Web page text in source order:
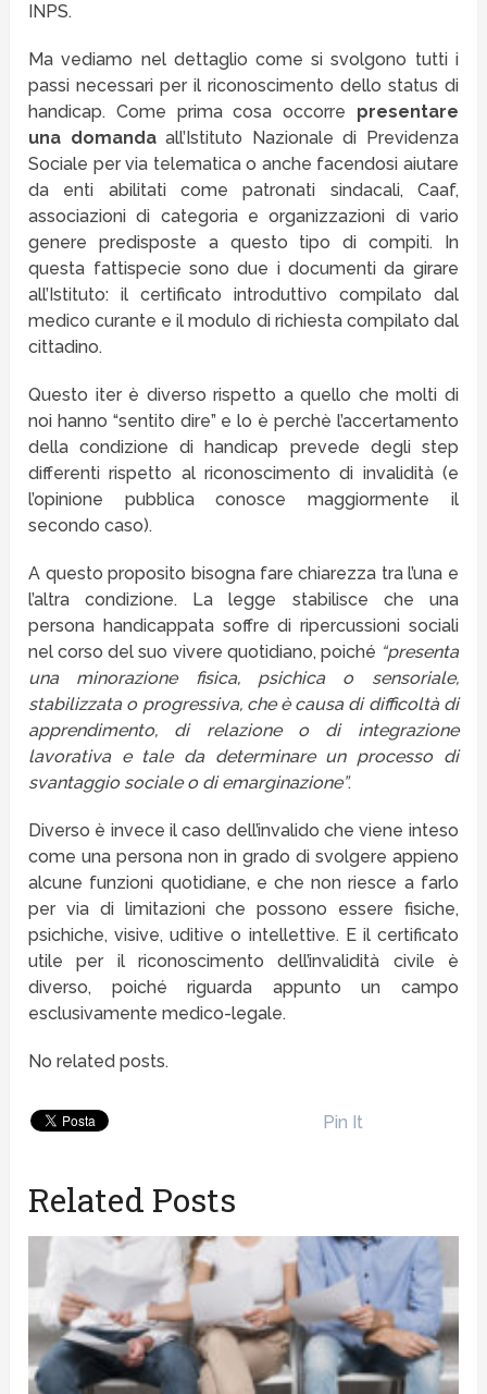
INPS.
Ma vediamo nel dettaglio come si svolgono tutti i
passi necessari per il riconoscimento dello status di
handicap. Come prima cosa occorre presentare
una domandaall’Istituto Nazionale di Previdenza
Sociale per via telematica o anche facendosi aiutare
da enti abilitati come patronati sindacali, Caaf,
associazioni di categoria e organizzazioni di vario
genere predisposte a questo tipo di compiti. In
questa fattispecie sono due i documenti da girare
all’Istituto: il certificato introduttivo compilato dal
medico curante e il modulo di richiesta compilato dal
cittadino.
Questo iter è diverso rispetto a quello che molti di
noi hanno “sentito dire” e lo è perchè l’accertamento
della condizione di handicap prevede degli step
differenti rispetto al riconoscimento di invalidità (e
l’opinione pubblica conosce maggiormente il
secondo caso).
A questo proposito bisogna fare chiarezza tra l’una e
l’altra condizione. La legge stabilisce che una
persona handicappata soffre di ripercussioni sociali
nel corso del suo vivere quotidiano, poiché “presenta
una minorazione fisica, psichica o sensoriale,
stabilizzata o progressiva, che è causa di difficoltà di
apprendimento, di relazione o di integrazione
lavorativa e tale da determinare un processo di
svantaggio sociale o di emarginazione”.
Diverso è invece il caso dell’invalido che viene inteso
come una persona non in grado di svolgere appieno
alcune funzioni quotidiane, e che non riesce a farlo
per via di limitazioni che possono essere fisiche,
psichiche, visive, uditive o intellettive. E il certificato
utile per il riconoscimento dell’invalidità civile è
diverso, poiché riguarda appunto un campo
esclusivamente medico-legale.
No related posts.
Pin It
Related Posts